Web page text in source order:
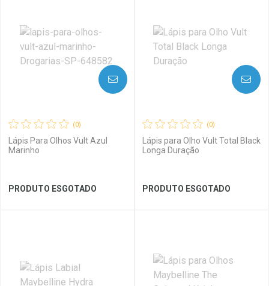
Laboratório
Ver Desconto Convênio
Por Menos Laboratório
Ver Desconto Convênio
Por Menos
(0)
Lápis Para Olhos Vult Azul
Marinho
PRODUTO ESGOTADO
AVISE-ME
Laboratório
Por Menos
(0)
Lápis para Olho Vult Total Black
Longa Duração
PRODUTO ESGOTADO
AVISE-ME
Laboratório
Por Menos